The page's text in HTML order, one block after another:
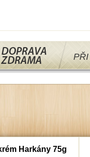
Harkány 75g